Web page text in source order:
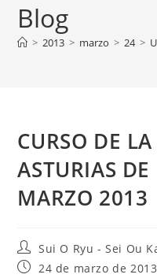
Blog
> 2013 > marzo > 24 >
CURSO DE
ASTURIAS
MARZO 2013
Sui O Ryu - Sei Ou
24 de marzo de 2013